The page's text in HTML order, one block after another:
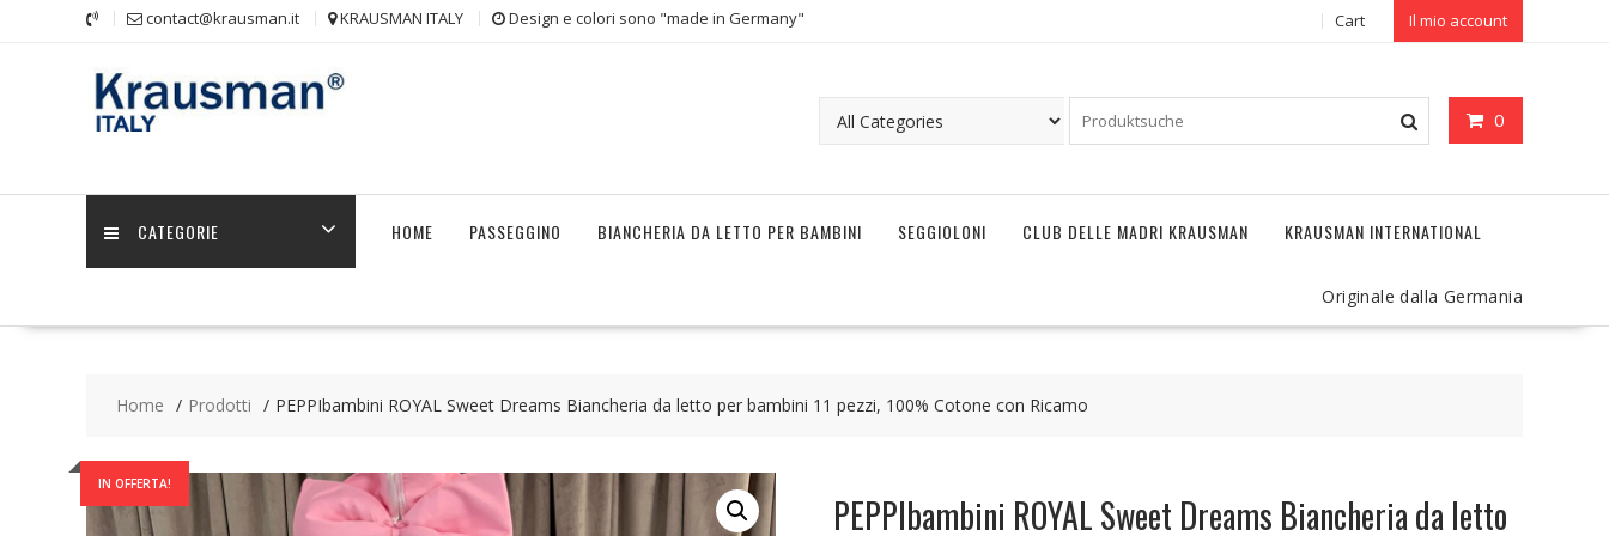
contact@krausman.it KRAUSMAN ITALY Design e colori sono "made in Germany" Cart Il mio account
0
CATEGORIE HOME PASSEGGINO BIANCHERIA DA LETTO PER BAMBINI SEGGIOLONI CLUB DELLE MADRI KRAUSMAN KRAUSMAN INTERNATIONAL
Originale dalla Germania
Home Prodotti PEPPIbambini ROYAL Sweet Dreams Biancheria da letto per bambini 11 pezzi, 100% Cotone con Ricamo
IN OFFERTA!
PEPPIbambini ROYAL Sweet Dreams Biancheria da letto